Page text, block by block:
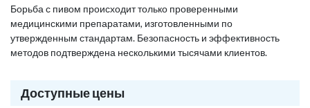
Борьба с пивом происходит только проверенными
медицинскими препаратами, изготовленными по
утвержденным стандартам. Безопасность и эффективность
методов подтверждена несколькими тысячами клиентов.
Доступные цены